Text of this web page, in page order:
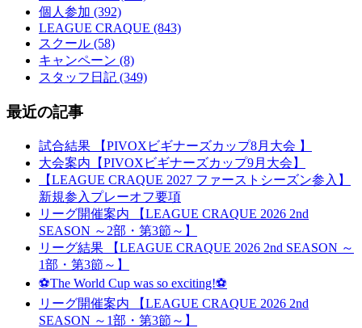
個人参加 (392)
LEAGUE CRAQUE (843)
スクール (58)
キャンペーン (8)
スタッフ日記 (349)
最近の記事
試合結果 【PIVOXビギナーズカップ8月大会 】
大会案内【PIVOXビギナーズカップ9月大会】
【LEAGUE CRAQUE 2027 ファーストシーズン参入】
新規参入プレーオフ要項
リーグ開催案内 【LEAGUE CRAQUE 2026 2nd
SEASON ～2部・第3節～】
リーグ結果 【LEAGUE CRAQUE 2026 2nd SEASON ～
1部・第3節～】
⚽The World Cup was so exciting!⚽
リーグ開催案内 【LEAGUE CRAQUE 2026 2nd
SEASON ～1部・第3節～】